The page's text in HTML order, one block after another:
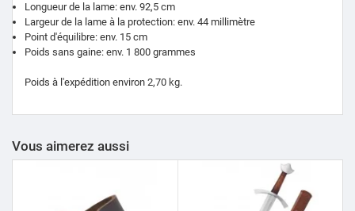
Longueur de la lame: env. 92,5 cm
Largeur de la lame à la protection: env. 44 millimètre
Point d'équilibre: env. 15 cm
Poids sans gaine: env. 1 800 grammes
Poids à l'expédition environ 2,70 kg.
Vous aimerez aussi